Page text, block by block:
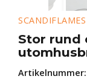
SCANDIFLAMES
Stor rund
Artikelnummer: